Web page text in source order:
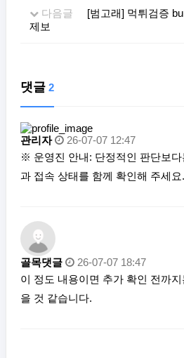
다음글
[범고래] 먹튀검증
제보
댓글 2
관리자
26-07-07 12:47
※ 운영진 안내: 단정적인 판단보
과 접속 상태를 함께 확인해 주세요.
골목댓글
26-07-07 18:47
이 정도 내용이면 추가 확인 전까
을 것 같습니다.